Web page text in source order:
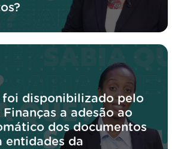
foi disponibilizado pelo
a adesão ao
dos documentos
entidades da